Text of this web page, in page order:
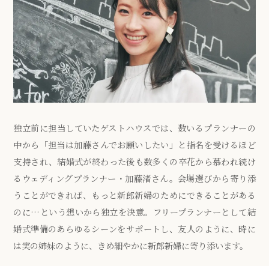
独立前に担当していたゲストハウスでは、数いるプランナーの
中から「担当は加藤さんでお願いしたい」と指名を受けるほど
支持され、結婚式が終わった後も数多くの卒花から慕われ続け
るウェディングプランナー・加藤渚さん。会場選びから寄り添
うことができれば、もっと新郎新婦のためにできることがある
のに…という想いから独立を決意。フリープランナーとして結
婚式準備のあらゆるシーンをサポートし、友人のように、時に
は実の姉妹のように、きめ細やかに新郎新婦に寄り添います。